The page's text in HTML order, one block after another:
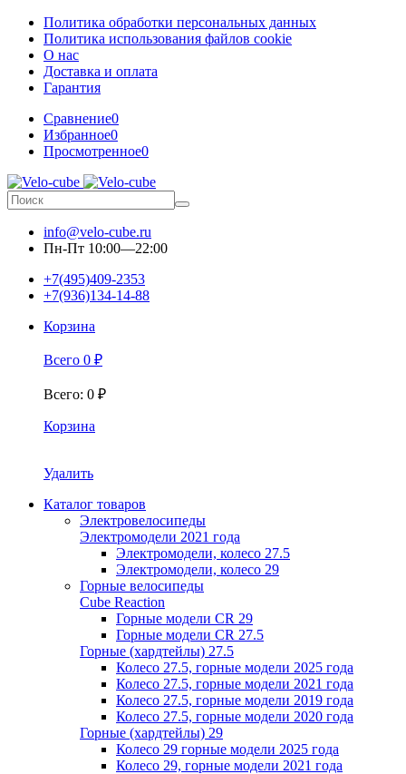
Политика обработки персональных данных
Политика использования файлов cookie
О нас
Доставка и оплата
Гарантия
Сравнение0
Избранное0
Просмотренное0
info@velo-cube.ru
Пн-Пт 10:00—22:00
+7(495)409-2353
+7(936)134-14-88
Корзина
Всего 0 ₽
Всего: 0 ₽
Корзина
Удалить
Каталог товаров
Электровелосипеды
Электромодели 2021 года
Электромодели, колесо 27.5
Электромодели, колесо 29
Горные велосипеды
Cube Reaction
Горные модели CR 29
Горные модели CR 27.5
Горные (хардтейлы) 27.5
Колесо 27.5, горные модели 2025 года
Колесо 27.5, горные модели 2021 года
Колесо 27.5, горные модели 2019 года
Колесо 27.5, горные модели 2020 года
Горные (хардтейлы) 29
Колесо 29 горные модели 2025 года
Колесо 29, горные модели 2021 года